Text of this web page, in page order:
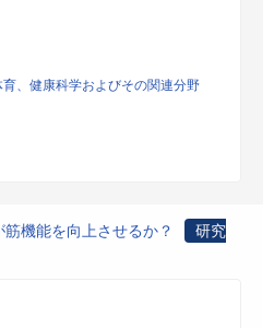
、健康科学およびその関連分野
機能を向上させるか？
研究